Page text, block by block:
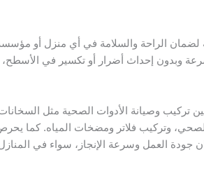
لضمان الراحة والسلامة في أي منزل أو
وبدون إحداث أضرار أو تكسير في الأسطح،
تركيب وصيانة الأدوات الصحية مثل
وتركيب فلاتر ومضخات المياه. كما
جودة العمل وسرعة الإنجاز، سواء في